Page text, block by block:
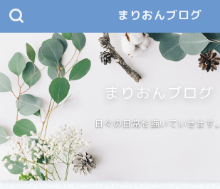
まりおんブログ
まりおんブログ
日々の日常を描いていきます。